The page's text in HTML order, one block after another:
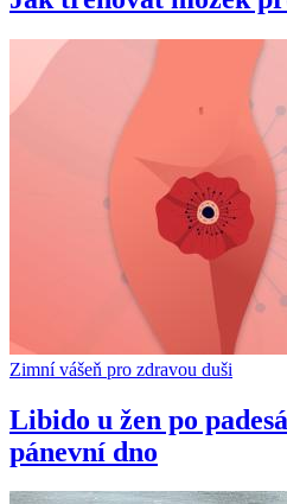
Zimní vášeň pro zdravou duši
Libido u žen po
pánevní dno